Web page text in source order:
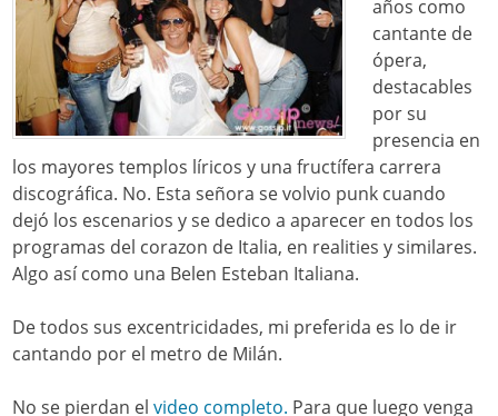
años como
cantante de
ópera,
destacables
por su
presencia en
los mayores templos líricos y una fructífera carrera
discográfica. No. Esta señora se volvio punk cuando
dejó los escenarios y se dedico a aparecer en todos los
programas del corazon de Italia, en realities y similares.
Algo así como una Belen Esteban Italiana.
De todos sus excentricidades, mi preferida es lo de ir
cantando por el metro de Milán.
No se pierdan elvideo completo. Para que luego venga